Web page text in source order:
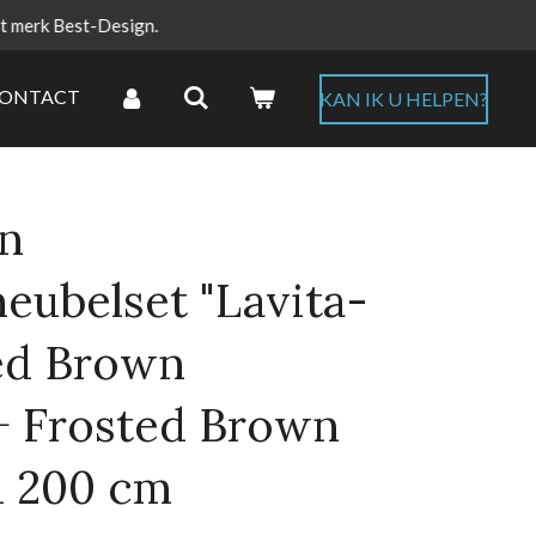
merk Best-Design.
KAN IK U HELPEN?
"Lavita-
Brown
Frosted Brown
200 cm